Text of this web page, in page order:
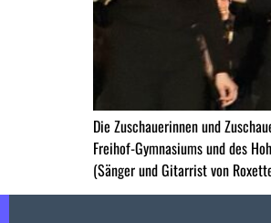
Die Zuschauerinnen und
Freihof-Gymnasiums und des
(Sänger und Gitarrist von